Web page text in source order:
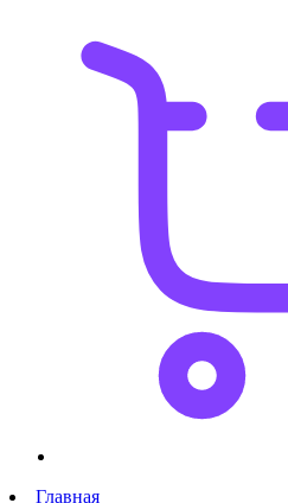
Главная